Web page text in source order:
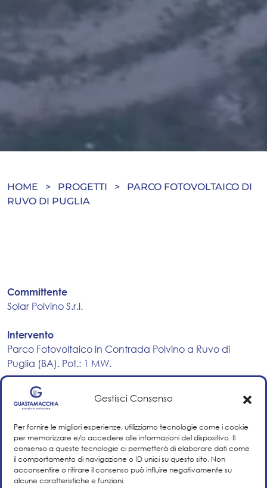
Gestisci Consenso
Per fornire le migliori esperienze, utilizziamo tecnologie come i cookie
per memorizzare e/o accedere alle informazioni del dispositivo. Il
consenso a queste tecnologie ci permetterà di elaborare dati come
il comportamento di navigazione o ID unici su questo sito. Non
acconsentire o ritirare il consenso può influire negativamente su
alcune caratteristiche e funzioni.
HOME > PROGETTI >
PARCO FOTOVOLTAICO DI
RUVO DI PUGLIA
Committente
Solar Polvino S.r.l.
Intervento
Parco Fotovoltaico in Contrada Polvino a Ruvo di
Puglia (BA). Pot.: 1 MW.
Stato lavori
Completato
Ultimazione lavori
2010
Settore di attività